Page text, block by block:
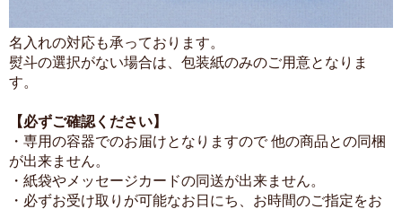
名入れの対応も承っております。
熨斗の選択がない場合は、包装紙のみのご用意となりま
す。
【必ずご確認ください】
・専用の容器でのお届けとなりますので 他の商品との同梱
が出来ません。
・紙袋やメッセージカードの同送が出来ません。
・必ずお受け取りが可能なお日にち、お時間のご指定をお